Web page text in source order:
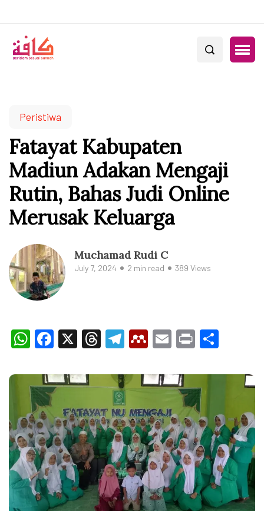
Peristiwa
Fatayat Kabupaten
Madiun Adakan Mengaji
Rutin, Bahas Judi Online
Merusak Keluarga
Muchamad Rudi C
July 7, 2024 2 min read 389 Views
WhatsApp
Facebook
X Threads
Telegram
Mendeley
Email
Print